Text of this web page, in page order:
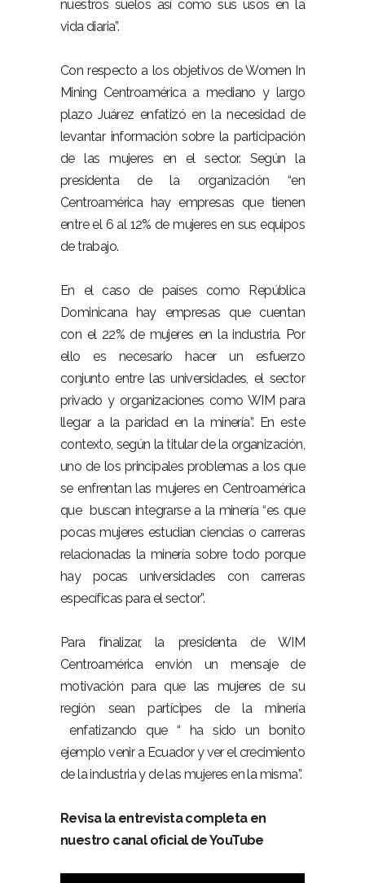
nuestros suelos así como sus usos en la
vida diaria”.
Con respecto a los objetivos de Women In
Mining Centroamérica a mediano y largo
plazo Juárez enfatizó en la necesidad de
levantar información sobre la participación
de las mujeres en el sector. Según la
presidenta de la organización “en
Centroamérica hay empresas que tienen
entre el 6 al 12% de mujeres en sus equipos
de trabajo.
En el caso de países como República
Dominicana hay empresas que cuentan
con el 22% de mujeres en la industria. Por
ello es necesario hacer un esfuerzo
conjunto entre las universidades, el sector
privado y organizaciones como WIM para
llegar a la paridad en la minería”. En este
contexto, según la titular de la organización,
uno de los principales problemas a los que
se enfrentan las mujeres en Centroamérica
que buscan integrarse a la minería “es que
pocas mujeres estudian ciencias o carreras
relacionadas la minería sobre todo porque
hay pocas universidades con carreras
específicas para el sector”.
Para finalizar, la presidenta de WIM
Centroamérica envión un mensaje de
motivación para que las mujeres de su
región sean partícipes de la minería
enfatizando que “ ha sido un bonito
ejemplo venir a Ecuador y ver el crecimiento
de la industria y de las mujeres en la misma”.
Revisa la entrevista completa en
nuestro canal oficial de YouTube